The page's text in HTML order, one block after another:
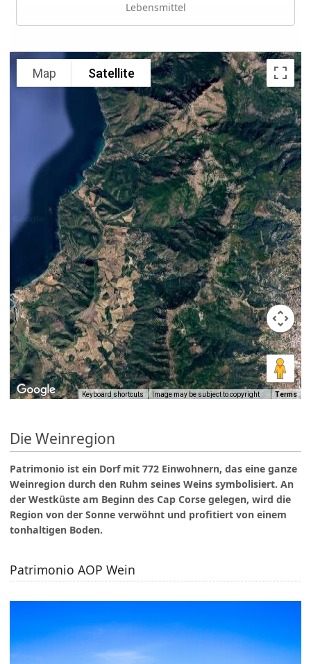
Lebensmittel
Map Satellite
Keyboard shortcuts Image may be subject to copyright Terms
Die Weinregion
Patrimonio ist ein Dorf mit 772 Einwohnern, das eine ganze
Weinregion durch den Ruhm seines Weins symbolisiert. An
der Westküste am Beginn des Cap Corse gelegen, wird die
Region von der Sonne verwöhnt und profitiert von einem
tonhaltigen Boden.
Patrimonio AOP Wein